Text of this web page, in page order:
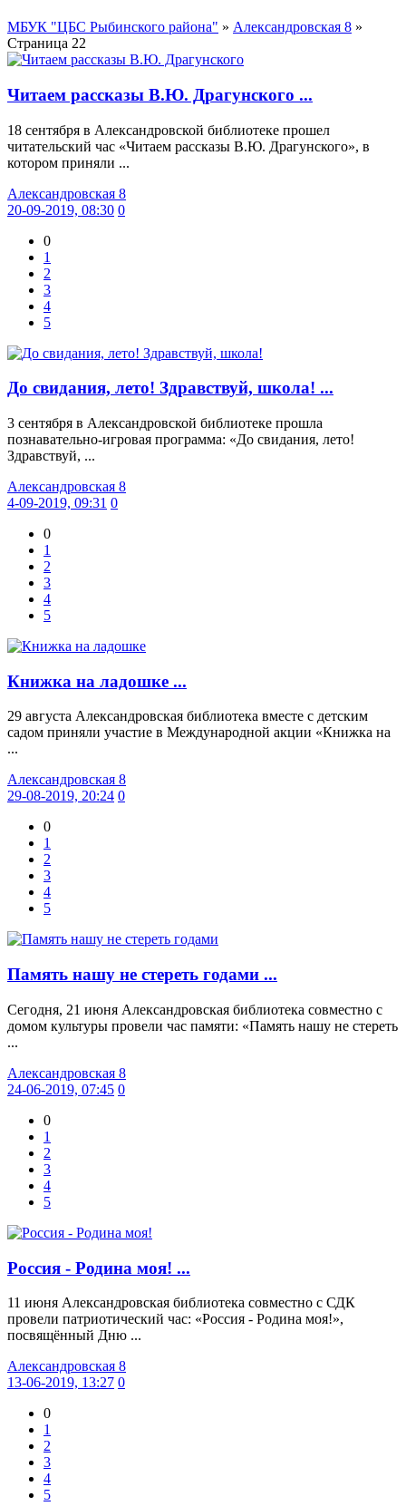
МБУК "ЦБС Рыбинского района" » Александровская 8 »
Страница 22
Читаем рассказы В.Ю. Драгунского ...
18 сентября в Александровской библиотеке прошел
читательский час «Читаем рассказы В.Ю. Драгунского», в
котором приняли ...
Александровская 8
20-09-2019, 08:30 0
0
1
2
3
4
5
До свидания, лето! Здравствуй, школа! ...
3 сентября в Александровской библиотеке прошла
познавательно-игровая программа: «До свидания, лето!
Здравствуй, ...
Александровская 8
4-09-2019, 09:31 0
0
1
2
3
4
5
Книжка на ладошке ...
29 августа Александровская библиотека вместе с детским
садом приняли участие в Международной акции «Книжка на
...
Александровская 8
29-08-2019, 20:24 0
0
1
2
3
4
5
Память нашу не стереть годами ...
Сегодня, 21 июня Александровская библиотека совместно с
домом культуры провели час памяти: «Память нашу не стереть
...
Александровская 8
24-06-2019, 07:45 0
0
1
2
3
4
5
Россия - Родина моя! ...
11 июня Александровская библиотека совместно с СДК
провели патриотический час: «Россия - Родина моя!»,
посвящённый Дню ...
Александровская 8
13-06-2019, 13:27 0
0
1
2
3
4
5